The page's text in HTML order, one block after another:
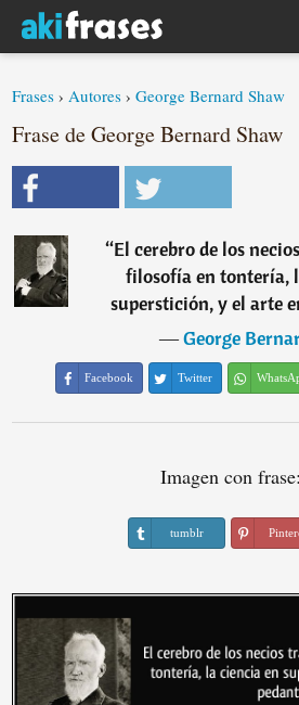
Frases ›Autores ›George Bernard Shaw
Frase de George Bernard Shaw
“El cerebro de los
filosofía en tontería,
superstición, y el arte
―George
Facebook Twitter
Imagen con frase:
tumblr